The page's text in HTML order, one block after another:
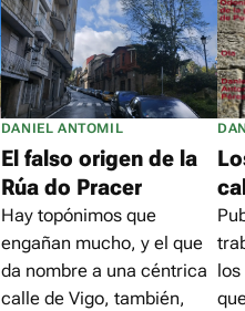
DANIEL ANTOMIL
El falso origen de la
Rúa do Pracer
Hay topónimos que
engañan mucho, y el que
da nombre a una céntrica
calle de Vigo, también,